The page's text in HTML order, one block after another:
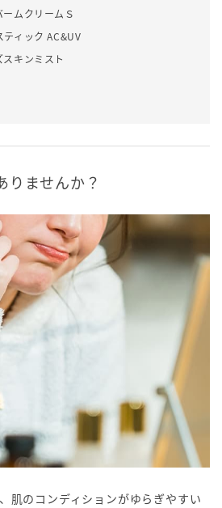
ムクリームＳ
ティック AC&UV
キンミスト
りませんか？
肌のコンディションがゆらぎやすい